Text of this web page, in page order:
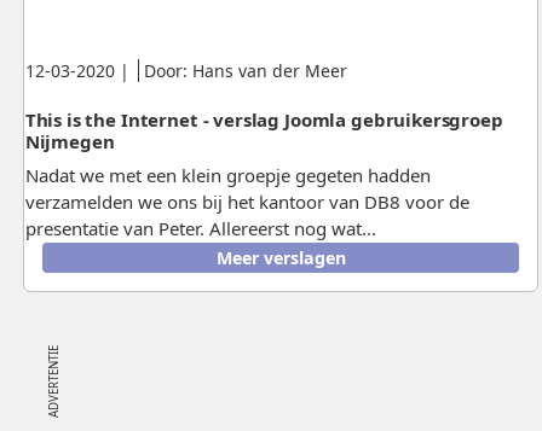
Gepubliceerd:
12-03-2020.| Door: Hans van der Meer.
This is the Internet - verslag Joomla gebruikersgroep
Nijmegen
Nadat we met een klein groepje gegeten hadden
verzamelden we ons bij het kantoor van DB8 voor de
presentatie van Peter. Allereerst nog wat...
Meer verslagen